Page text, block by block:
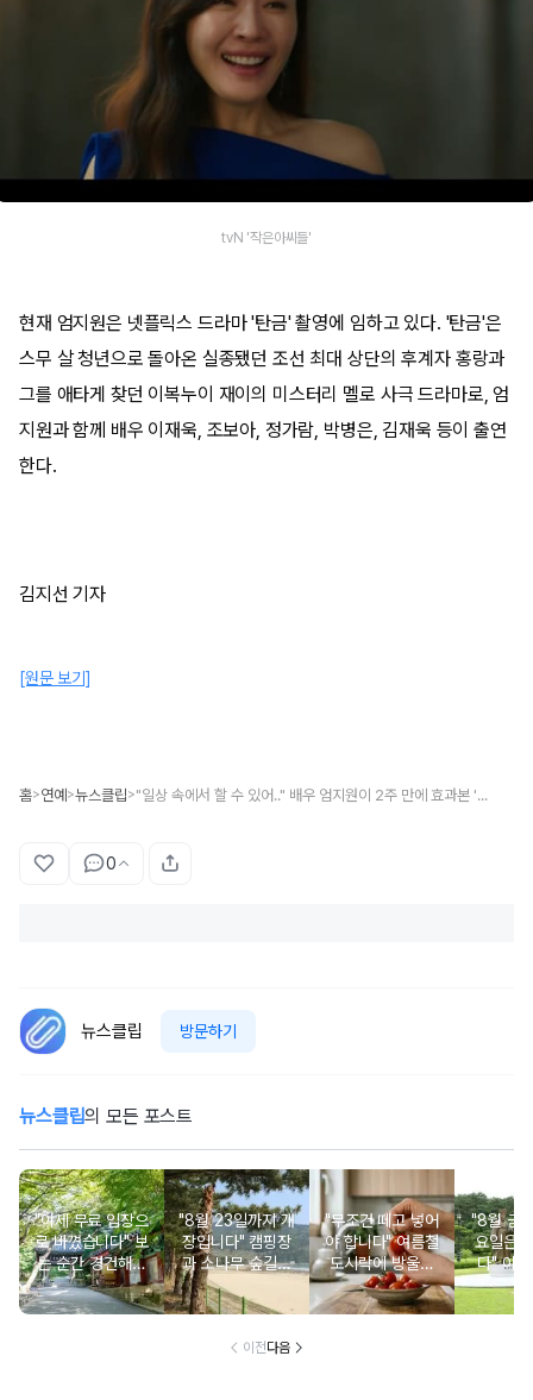
tvN '작은아씨들'
현재 엄지원은 넷플릭스 드라마 '탄금' 촬영에 임하고 있다. '탄금'은
스무 살 청년으로 돌아온 실종됐던 조선 최대 상단의 후계자 홍랑과
그를 애타게 찾던 이복누이 재이의 미스터리 멜로 사극 드라마로, 엄
지원과 함께 배우 이재욱, 조보아, 정가람, 박병은, 김재욱 등이 출연
한다.
김지선 기자
[원문 보기]
홈>연예 >뉴스클립> "일상 속에서 할 수 있어.." 배우 엄지원이 2주 만에 효과본 '몸매 관리 꿀팁' 놀라운 방법
0
뉴스클립 방문하기
뉴스클립의 모든 포스트
"이제 무료 입장으
로 바꼈습니다" 보
는 순간 경건해지
고 마음이 편안해
지는 사찰 여행지
"8월 23일까지 개
장입니다" 캠핑장
과 소나무 숲길이
붙어있는 조용한
남해 해수욕장
"무조건 떼고 넣어
야 합니다" 여름철
도시락에 방울토
마토 꼭지 그대로
넣으면 생기는 일
"8월 금
요일은
다" 이
무료로
한 의미
이전다음